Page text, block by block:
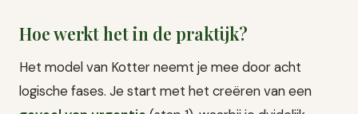
Hoe werkt het in de praktijk?
Het model van Kotter neemt je mee door acht
logische fases. Je start met het creëren van een